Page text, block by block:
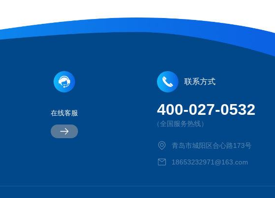
在线客服
联系方式
400-027-0532
（全国服务热线）
青岛市城阳区合心路173号
18653232971@163.com